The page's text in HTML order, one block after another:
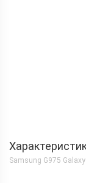
Samsung G975